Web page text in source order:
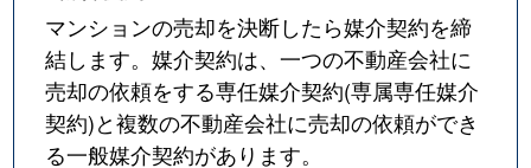
富士見台
3,500万円
自由ケ丘(愛知)
法王町
9,000万円
覚王山
法王町
5,200万円
覚王山
マンションの売却を決断したら媒介契約を締
結します。媒介契約は、一つの不動産会社に
売却の依頼をする専任媒介契約(専属専任媒介
契約)と複数の不動産会社に売却の依頼ができ
る一般媒介契約があります。